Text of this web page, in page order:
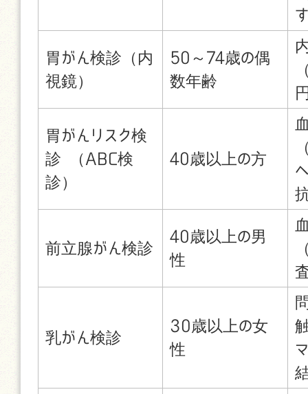
胃がん検診（内
視鏡）
50～74歳の偶
数年齢
胃がんリスク検
診 （ABC検
診）
40歳以上の方
前立腺がん検診
40歳以上の男
性
乳がん検診
30歳以上の女
性